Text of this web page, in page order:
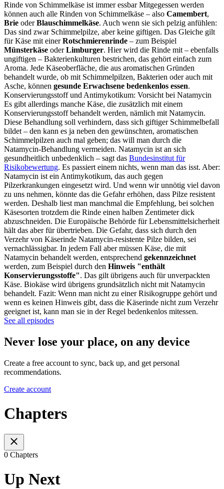
Rinde von Schimmelkäse ist immer essbar Mitgegessen werden
können auch alle Rinden von Schimmelkäse – also Camembert,
Brie oderBlauschimmelkäse. Auch wenn sie sich pelzig anfühlen:
Das sind zwar Schimmelpilze, aber keine giftigen. Das Gleiche gilt
für Käse mit einerRotschmierenrinde – zum Beispiel
Münsterkäse oderLimburger. Hier wird die Rinde mit – ebenfalls
ungiftigen – Bakterienkulturen bestrichen, das gehört einfach zum
Aroma. Jede Käseoberfläche, die aus aromatischen Gründen
behandelt wurde, ob mit Schimmelpilzen, Bakterien oder auch mit
Asche, können gesunde Erwachsene bedenkenlos essen.
Konservierungsstoff und Antimykotikum: Vorsicht bei Natamycin
Es gibt allerdings manche Käse, die zusätzlich mit einem
Konservierungsstoff behandelt werden, nämlich mit Natamycin.
Diese Behandlung soll verhindern, dass sich giftiger Schimmelbefall
bildet – den kann es ja neben den gewünschten, aromatischen
Schimmelpilzen auch mal geben; das will man durch die
Natamycin-Behandlung vermeiden. Natamycin ist an sich
gesundheitlich unbedenklich – sagt das Bundesinstitut für
Risikobewertung. Es passiert einem nichts, wenn man das isst. Aber:
Natamycin ist ein Antimykotikum, das auch gegen
Pilzerkrankungen eingesetzt wird. Und wenn wir unnötig viel davon
zu uns nehmen, könnte das die Gefahr erhöhen, dass Pilze resistent
werden. Deshalb liest man manchmal die Empfehlung, bei solchen
Käsesorten trotzdem die Rinde einen halben Zentimeter dick
abzuschneiden. Die Europäische Behörde für Lebensmittelsicherheit
hält das aber für übertrieben. Die Gefahr, dass sich durch den
Verzehr von Käserinde Natamycin-resistente Pilze bilden, sei
vernachlässigbar. In jedem Fall aber müssen Käse, die mit
Natamycin behandelt werden, entsprechend gekennzeichnet
werden, zum Beispiel durch den Hinweis "enthält
Konservierungsstoffe". Das gilt übrigens auch für unverpackten
Käse. Biokäse wird übrigens grundsätzlich nicht mit Natamycin
behandelt. Fazit: Wenn man nicht zu einer Risikogruppe gehört und
wenn es keinen Hinweis gibt, dass die Käserinde nicht zum Verzehr
geeignet ist, kann man sie in der Regel bedenkenlos mitessen.
See all episodes
Never lose your place, on any device
Create a free account to sync, back up, and get personal
recommendations.
Create account
Chapters
0 Chapters
Up Next